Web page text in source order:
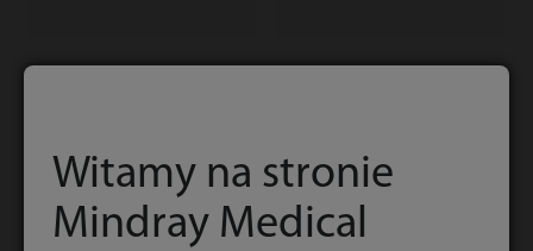
Witamy na stronie
Mindray Medical